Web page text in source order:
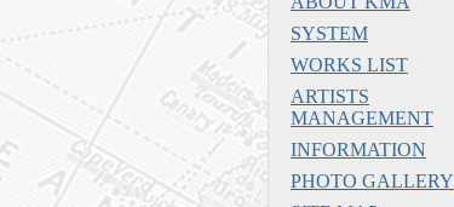
SYSTEM
WORKS LIST
ARTISTS
MANAGEMENT
INFORMATION
PHOTO GALLERY